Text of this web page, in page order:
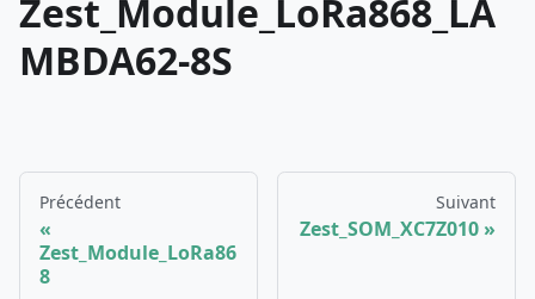
Zest_Module_LoRa868_LA
MBDA62-8S
Précédent
Zest_Module_LoRa86
8
Suivant
Zest_SOM_XC7Z010